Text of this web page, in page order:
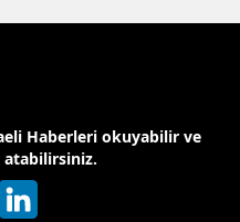
Haberleri okuyabilir ve
atabilirsiniz.